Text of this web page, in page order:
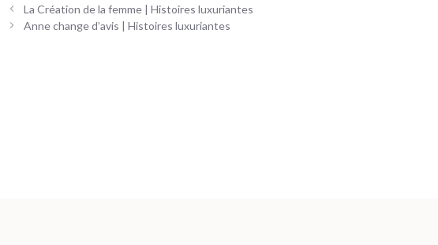
Navigation
des
La Création de la femme | Histoires luxuriantes
Anne change d’avis | Histoires luxuriantes